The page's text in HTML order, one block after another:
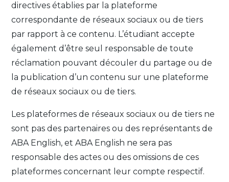
directives établies par la plateforme
correspondante de réseaux sociaux ou de tiers
par rapport à ce contenu. L’étudiant accepte
également d’être seul responsable de toute
réclamation pouvant découler du partage ou de
la publication d’un contenu sur une plateforme
de réseaux sociaux ou de tiers.
Les plateformes de réseaux sociaux ou de tiers ne
sont pas des partenaires ou des représentants de
ABA English, et ABA English ne sera pas
responsable des actes ou des omissions de ces
plateformes concernant leur compte respectif.